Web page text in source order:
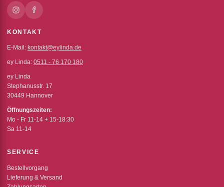
KONTAKT
E-Mail: kontakt@eylinda.de
ey Linda: 0511 - 76 170 180
ey Linda
Stephanusstr. 17
30449 Hannover
Öffnungszeiten:
Mo - Fr 11-14 + 15-18:30
Sa 11-14
SERVICE
Bestellvorgang
Lieferung & Versand